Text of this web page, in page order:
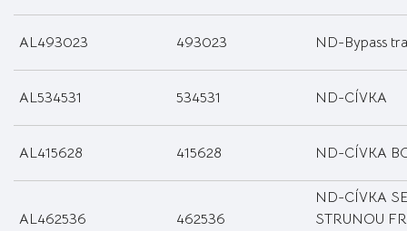
AL493023 493023 ND-Bypass
AL534531 534531 ND-CÍVKA
AL415628 415628 ND-CÍVKA
AL462536 462536
ND-CÍVKA
STRUNOU